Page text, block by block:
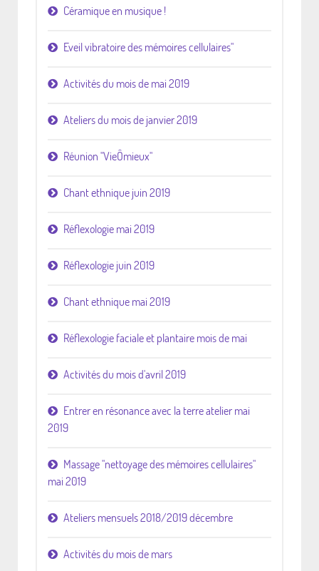
Céramique en musique !
Eveil vibratoire des mémoires cellulaires"
Activités du mois de mai 2019
Ateliers du mois de janvier 2019
Réunion "VieÔmieux"
Chant ethnique juin 2019
Réflexologie mai 2019
Réflexologie juin 2019
Chant ethnique mai 2019
Réflexologie faciale et plantaire mois de mai
Activités du mois d'avril 2019
Entrer en résonance avec la terre atelier mai
2019
Massage "nettoyage des mémoires cellulaires"
mai 2019
Ateliers mensuels 2018/2019 décembre
Activités du mois de mars